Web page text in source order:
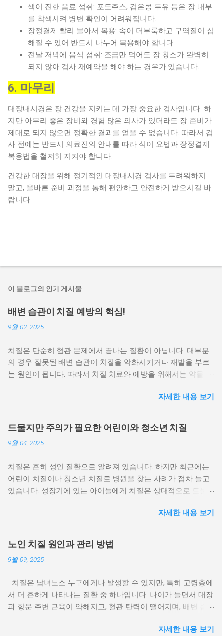
색이 진한 음료 섭취: 포도주스, 검은콩 두유 등은 장 내부
를 착색시켜 병변 확인이 어려워집니다.
장정결제 빨리 몰아서 복용: 속이 더부룩하고 구역질이 심
해질 수 있어 반드시 나누어 복용해야 합니다.
전날 저녁에 음식 섭취: 조금만 먹어도 장 청소가 완벽히
되지 않아 검사 재예약을 해야 하는 경우가 있습니다.
6. 마무리
대장내시경은 장 건강을 지키는 데 가장 중요한 검사입니다. 하
지만 아무리 좋은 장비와 경험 많은 의사가 있더라도 장 준비가
제대로 되지 않으면 정확한 결과를 얻을 수 없습니다. 따라서 검
사 전에는 반드시 의료진의 안내를 따라 식이 요법과 장정결제
복용법을 철저히 지켜야 합니다.
건강한 대장을 위해 정기적인 대장내시경 검사를 두려워하지
말고, 올바른 준비 과정을 통해 편안하고 안전하게 받으시길 바
랍니다.
이 블로그의 인기 게시물
배변 습관이 치질 예방의 핵심!
9월 02, 2025
치질은 단순히 혈관 문제에서 끝나는 질환이 아닙니다. 대부분
의 경우 잘못된 배변 습관이 치질을 악화시키거나 재발을 부르
는 원인이 됩니다. 따라서 치질 치료와 예방을 위해서는 약물이
치질과 배변 습관의 관계, 올바른 배변 방법, 그리고 생활 속 실
천 팁을 구체적으로 다뤄보겠습니다. 1. 치질과 배변 습관의 관
계 치질은 항문 주위 정맥이 늘어나 생기는 질환인데, 배변 습관
이 큰 영향을 줍니다. 변비와 치질: 변이 딱딱해지고 배변 시 힘
을 과도하게 주면 항문 혈관에 압력이 가해져 치질이 생기거나
받으면 치질이 붓고 통증이 심해질 수 있습니다. 장시간 배변 습
관: 화장실에서 오랜 시간 스마트폰을 보거나 책을 읽는 습관은
항문에 불필요한 압력을 줍니다. 즉, 배변 습관이 바로잡히지 않
바른 배변 습관 만들기 (1) 규칙적인 배변 시간 갖기 아침에 일
정한 시간에 화장실에 가는 습관을 들이면 장이 리듬을 찾고 변
비를 예방할 수 있습니다. (2) 변의가 있을 때 바로 화장실 가기
에 압력이 가해집니다. (3) 배변 시간은 5분 이내 화장실에서 오
스마트폰이나 책은 화장실 밖에서 즐기는 것이 좋습니다. (4) 무
리한 힘주기 피하기 무리하게 힘을 주면 항문 정맥이 확장되면
서 치질이 생기거나 악화될 수 있습니다. 3. 식습관 관리로 건강
한 배변 유지 (1) 충분한 식이섬유 섭취 채소, 과일, 통곡물, 해조
자세한 내용 보기
드물지만 주의가 필요한 어린이와 청소년 치질
9월 04, 2025
치질은 흔히 성인 질환으로 알려져 있습니다. 하지만 최근에는
어린이 치질이나 청소년 치질로 병원을 찾는 사례가 점차 늘고
있습니다. 성장기에 있는 아이들에게 치질은 상대적으로 드물
을 안겨줍니다. 무엇보다 어린이와 청소년은 증상을 제대로 표
현하지 못하거나 숨기는 경우가 많아, 조기 진단과 관리가 중요
합니다. 이번 글에서는 어린이 치질과 청소년 치질의 원인, 증상,
치료 및 예방 방법을 구체적으로 살펴보겠습니다. 1. 어린이 치
질과 청소년 치질이 드문 이유와 실제 발생 사례 어린이와 청소
생하지 않습니다. 하지만 특정 상황에서는 치질이 생길 수 있습
니다. 심한 변비: 소아 변비는 흔한 질환으로, 배변 시 과도한 힘
을 주면서 항문 혈관에 압력이 가해져 치질로 이어질 수 있습니
반복적으로 자극을 받으면 치질이 발생할 수 있습니다. 장시간
자세한 내용 보기
노인 치질 원인과 관리 방법
9월 09, 2025
치질은 남녀노소 누구에게나 발생할 수 있지만, 특히 고령층에
서 더 흔하게 나타나는 질환 중 하나입니다. 나이가 들면서 대장
과 항문 주변 근육이 약해지고, 혈관 탄력이 떨어지며, 배변 습
글에서는 노인 치질 원인을 중심으로, 고령층에서 치질이 왜 흔
자세한 내용 보기